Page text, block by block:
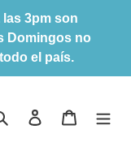
3pm son
Domingos no
el país.
Buscar Ingresar Carrito